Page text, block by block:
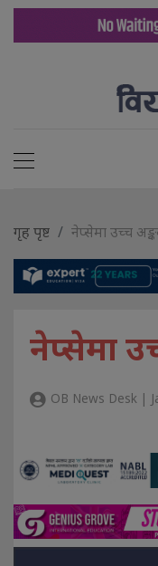
गृह पृष्ट नेप्सेमा उच्च
नेप्सेमा
OB News Desk |